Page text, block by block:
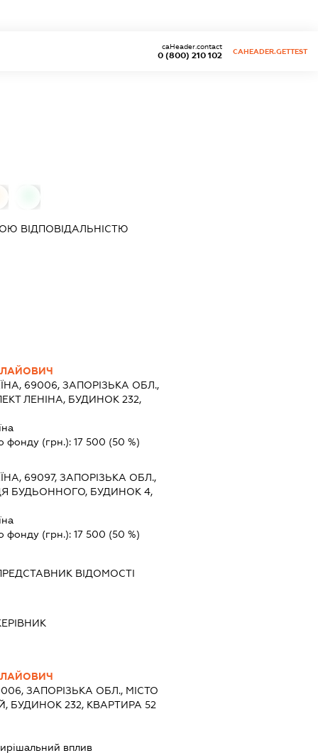
0 (800) 210 102
caHeader.contact
CAHEADER.GETTEST
ВІДПОВІДАЛЬНІСТЮ
69006, ЗАПОРІЗЬКА ОБЛ.,
ЛЕНІНА, БУДИНОК 232,
фонду (грн.):17 500 (50 %)
69097, ЗАПОРІЗЬКА ОБЛ.,
БУДЬОННОГО, БУДИНОК 4,
фонду (грн.):17 500 (50 %)
ВІДОМОСТІ
ЗАПОРІЗЬКА ОБЛ., МІСТО
БУДИНОК 232, КВАРТИРА 52
вплив